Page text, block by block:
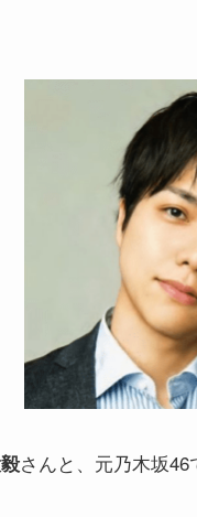
さんと、元乃木坂